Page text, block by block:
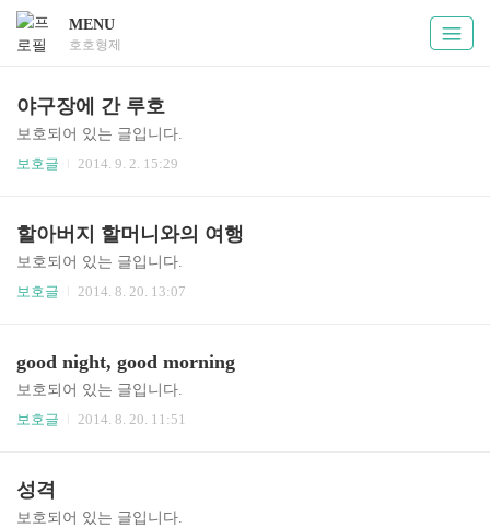
MENU
호호형제
야구장에 간 루호
보호되어 있는 글입니다.
보호글
2014. 9. 2. 15:29
할아버지 할머니와의 여행
보호되어 있는 글입니다.
보호글
2014. 8. 20. 13:07
good night, good morning
보호되어 있는 글입니다.
보호글
2014. 8. 20. 11:51
성격
보호되어 있는 글입니다.